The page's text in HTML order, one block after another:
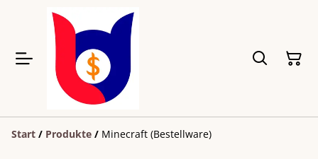
Start / Produkte / Minecraft (Bestellware)